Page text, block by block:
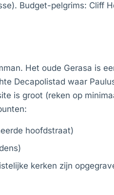
Budget-pelgrims: Cliff
Het oude Gerasa is
Decapolistad waar
is groot (reken op
hoofdstraat)
kerken zijn